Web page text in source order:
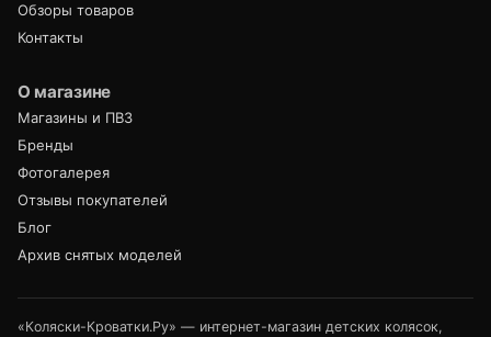
Обзоры товаров
Контакты
О магазине
Магазины и ПВЗ
Бренды
Фотогалерея
Отзывы покупателей
Блог
Архив снятых моделей
«Коляски-Кроватки.Ру» — интернет-магазин детских колясок,